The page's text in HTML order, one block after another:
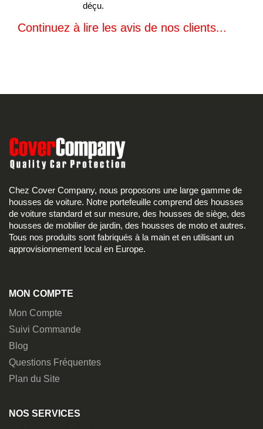
déçu.
Continuez à lire les avis de nos clients...
Chez Cover Company, nous proposons une large gamme de
housses de voiture. Notre portefeuille comprend des housses
de voiture standard et sur mesure, des housses de siège, des
housses de mobilier de jardin, des housses de moto et autres.
Tous nos produits sont fabriqués à la main et en utilisant un
approvisionnement local en Europe.
MON COMPTE
Mon Compte
Suivi Commande
Blog
Questions Fréquentes
Plan du Site
NOS SERVICES